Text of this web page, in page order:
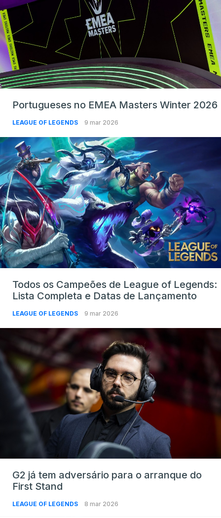
Portugueses no EMEA Masters Winter 2026
LEAGUE OF LEGENDS 9 mar 2026
Todos os Campeões de League of Legends:
Lista Completa e Datas de Lançamento
LEAGUE OF LEGENDS 9 mar 2026
G2 já tem adversário para o arranque do
First Stand
LEAGUE OF LEGENDS 8 mar 2026